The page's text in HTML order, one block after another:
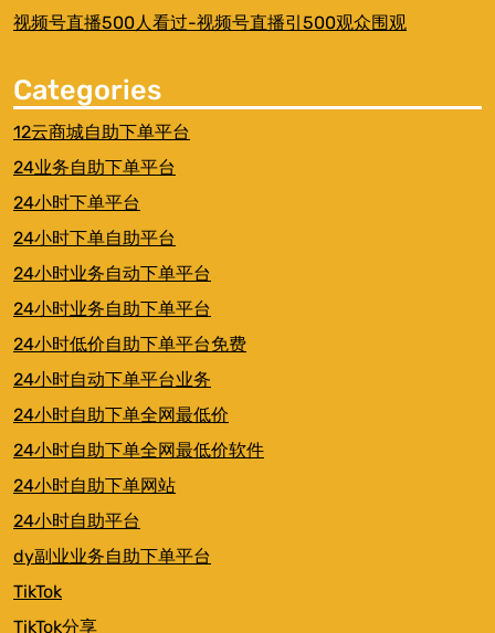
视频号直播500人看过-视频号直播引500观众围观
Categories
12云商城自助下单平台
24业务自助下单平台
24小时下单平台
24小时下单自助平台
24小时业务自动下单平台
24小时业务自助下单平台
24小时低价自助下单平台免费
24小时自动下单平台业务
24小时自助下单全网最低价
24小时自助下单全网最低价软件
24小时自助下单网站
24小时自助平台
dy副业业务自助下单平台
TikTok
TikTok分享